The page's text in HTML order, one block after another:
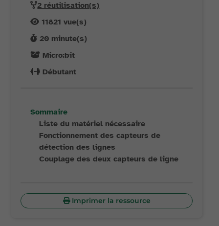
2 réutilisation(s)
11821 vue(s)
20 minute(s)
Micro:bit
Débutant
Sommaire
Liste du matériel nécessaire
Fonctionnement des capteurs de
détection des lignes
Couplage des deux capteurs de ligne
Imprimer la ressource